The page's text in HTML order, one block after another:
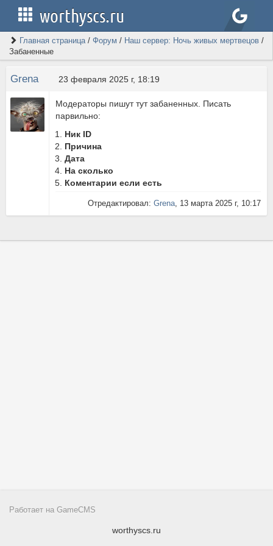
worthyscs.ru
Главная страница/ Форум / Наш сервер: Ночь живых мертвецов /
Забаненные
Grena 23 февраля 2025 г, 18:19
Модераторы пишут тут забаненных. Писать
парвильно:
Ник ID
Причина
Дата
На сколько
Коментарии если есть
Отредактировал: Grena, 13 марта 2025 г, 10:17
Работает на GameCMS
worthyscs.ru